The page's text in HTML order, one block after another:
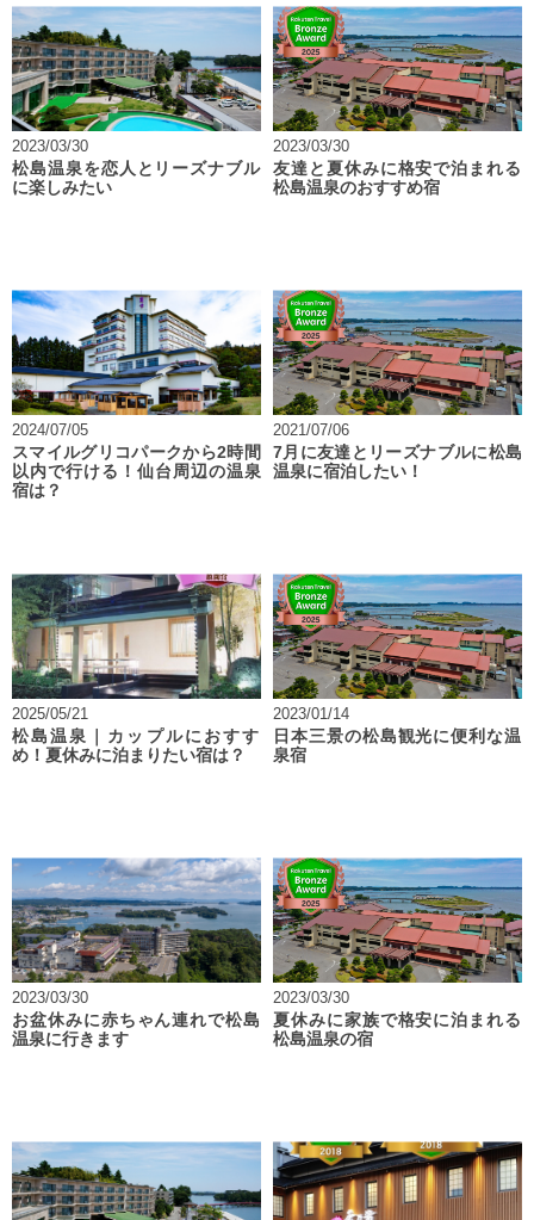
2023/03/30
松島温泉を恋人とリーズナブル
に楽しみたい
2023/03/30
友達と夏休みに格安で泊まれる
松島温泉のおすすめ宿
2024/07/05
スマイルグリコパークから2時間
以内で行ける！仙台周辺の温泉
宿は？
2021/07/06
7月に友達とリーズナブルに松島
温泉に宿泊したい！
2025/05/21
松島温泉｜カップルにおすす
め！夏休みに泊まりたい宿は？
2023/01/14
日本三景の松島観光に便利な温
泉宿
2023/03/30
お盆休みに赤ちゃん連れで松島
温泉に行きます
2023/03/30
夏休みに家族で格安に泊まれる
松島温泉の宿